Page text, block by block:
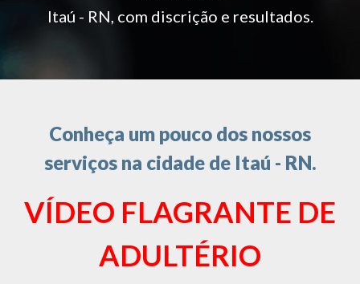
Itaú - RN, com discrição e resultados.
Conheça um pouco dos nossos
serviços na cidade de Itaú - RN.
VÍDEO FLAGRANTE DE
ADULTÉRIO